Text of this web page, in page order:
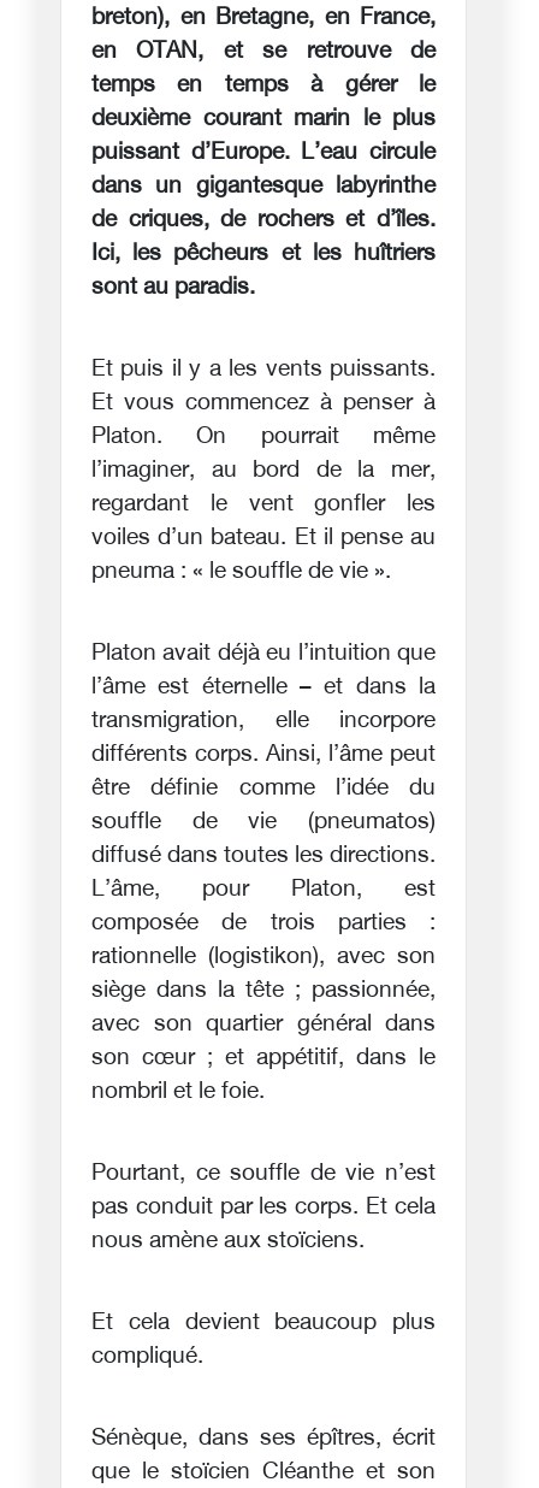
breton), en Bretagne, en France,
en OTAN, et se retrouve de
temps en temps à gérer le
deuxième courant marin le plus
puissant d’Europe. L’eau circule
dans un gigantesque labyrinthe
de criques, de rochers et d’îles.
Ici, les pêcheurs et les huîtriers
sont au paradis.
Et puis il y a les vents puissants.
Et vous commencez à penser à
Platon. On pourrait même
l’imaginer, au bord de la mer,
regardant le vent gonfler les
voiles d’un bateau. Et il pense au
pneuma : « le souffle de vie ».
Platon avait déjà eu l’intuition que
l’âme est éternelle – et dans la
transmigration, elle incorpore
différents corps. Ainsi, l’âme peut
être définie comme l’idée du
souffle de vie (pneumatos)
diffusé dans toutes les directions.
L’âme, pour Platon, est
composée de trois parties :
rationnelle (logistikon), avec son
siège dans la tête ; passionnée,
avec son quartier général dans
son cœur ; et appétitif, dans le
nombril et le foie.
Pourtant, ce souffle de vie n’est
pas conduit par les corps. Et cela
nous amène aux stoïciens.
Et cela devient beaucoup plus
compliqué.
Sénèque, dans ses épîtres, écrit
que le stoïcien Cléanthe et son